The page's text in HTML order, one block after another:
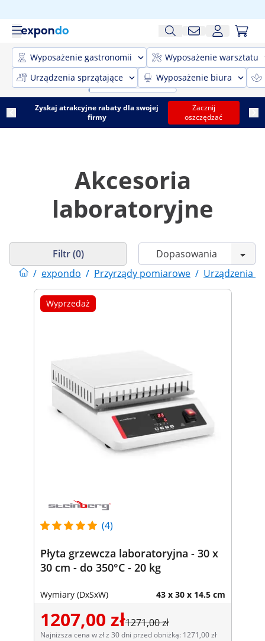
Wyposażenie gastronomii
Wyposażenie warsztatu
Urządzenia sprzątające
Wyposażenie biura
Zyskaj atrakcyjne rabaty dla swojej
firmy
Zacznij
oszczędzać
Akcesoria
laboratoryjne
/ expondo / Przyrządy pomiarowe / Urządzenia
Filtr (0)
Wyprzedaż
(4)
Płyta grzewcza laboratoryjna - 30 x
30 cm - do 350°C - 20 kg
Wymiary (DxSxW) 43 x 30 x 14.5 cm
1207,00 zł1271,00 zł
Najniższa cena w zł z 30 dni przed obniżką: 1271,00 zł